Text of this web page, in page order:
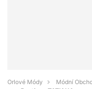
Orlové Módy
Módní